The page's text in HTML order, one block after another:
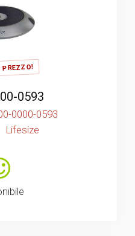
0593
0000-0593
Lifesize